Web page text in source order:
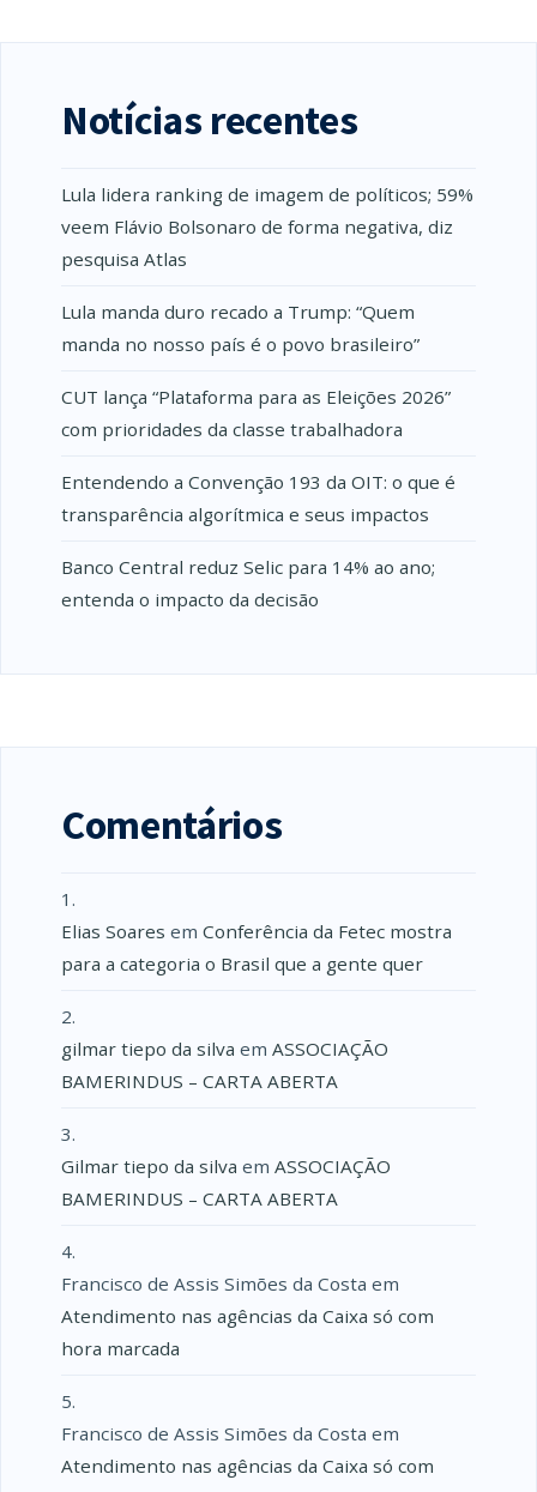
Notícias recentes
Lula lidera ranking de imagem de políticos; 59%
veem Flávio Bolsonaro de forma negativa, diz
pesquisa Atlas
Lula manda duro recado a Trump: “Quem
manda no nosso país é o povo brasileiro”
CUT lança “Plataforma para as Eleições 2026”
com prioridades da classe trabalhadora
Entendendo a Convenção 193 da OIT: o que é
transparência algorítmica e seus impactos
Banco Central reduz Selic para 14% ao ano;
entenda o impacto da decisão
Comentários
Elias Soares em Conferência da Fetec mostra
para a categoria o Brasil que a gente quer
gilmar tiepo da silva em ASSOCIAÇÃO
BAMERINDUS – CARTA ABERTA
Gilmar tiepo da silva em ASSOCIAÇÃO
BAMERINDUS – CARTA ABERTA
Francisco de Assis Simões da Costa em
Atendimento nas agências da Caixa só com
hora marcada
Francisco de Assis Simões da Costa em
Atendimento nas agências da Caixa só com